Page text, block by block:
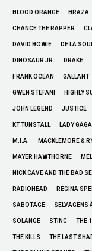
BLOOD ORANGE BRAZA
CHANCE THE RAPPER
DAVID BOWIE DE LA
DINOSAUR JR. DRAKE
FRANK OCEAN GALLANT
GWEN STEFANI HIGHLY
JOHN LEGEND JUSTICE
KT TUNSTALL LADY GAGA
M.I.A. MACKLEMORE &
MAYER HAWTHORNE
NICK CAVE AND THE BAD
RADIOHEAD REGINA
SABOTAGE SELVAGENS
SOLANGE STING THE
THE KILLS THE LAST